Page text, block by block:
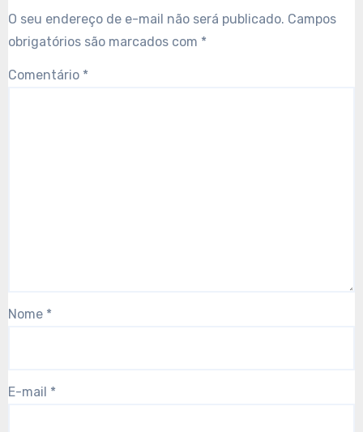
O seu endereço de e-mail não será publicado. Campos
obrigatórios são marcados com *
Comentário *
Nome *
E-mail *